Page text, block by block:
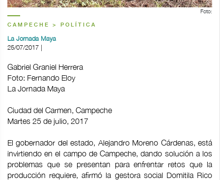
Foto:
CAMPECHE > POLÍTICA
La Jornada Maya
25/07/2017 |
Gabriel Graniel Herrera
Foto: Fernando Eloy
La Jornada Maya
Ciudad del Carmen, Campeche
Martes 25 de julio, 2017
El gobernador del estado, Alejandro Moreno Cárdenas, está
invirtiendo en el campo de Campeche, dando solución a los
problemas que se presentan para enfrentar retos que la
producción requiere, afirmó la gestora social Domitila Rico